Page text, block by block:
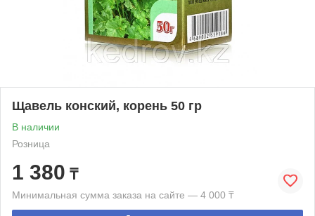
Щавель конский, корень 50 гр
В наличии
Розница
1 380 ₸
Минимальная сумма заказа на сайте — 4 000 ₸